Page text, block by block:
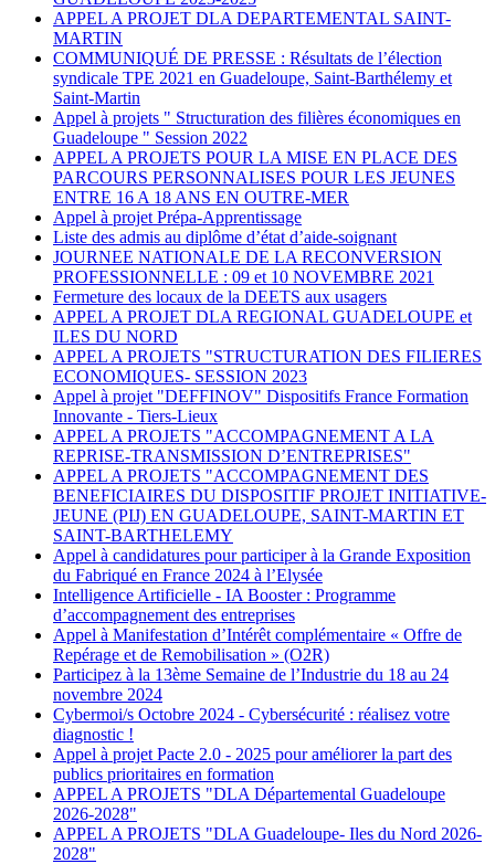
APPEL A PROJET DLA DEPARTEMENTAL SAINT-
MARTIN
COMMUNIQUÉ DE PRESSE : Résultats de l’élection
syndicale TPE 2021 en Guadeloupe, Saint-Barthélemy et
Saint-Martin
Appel à projets " Structuration des filières économiques en
Guadeloupe " Session 2022
APPEL A PROJETS POUR LA MISE EN PLACE DES
PARCOURS PERSONNALISES POUR LES JEUNES
ENTRE 16 A 18 ANS EN OUTRE-MER
Appel à projet Prépa-Apprentissage
Liste des admis au diplôme d’état d’aide-soignant
JOURNEE NATIONALE DE LA RECONVERSION
PROFESSIONNELLE : 09 et 10 NOVEMBRE 2021
Fermeture des locaux de la DEETS aux usagers
APPEL A PROJET DLA REGIONAL GUADELOUPE et
ILES DU NORD
APPEL A PROJETS "STRUCTURATION DES FILIERES
ECONOMIQUES- SESSION 2023
Appel à projet "DEFFINOV" Dispositifs France Formation
Innovante - Tiers-Lieux
APPEL A PROJETS "ACCOMPAGNEMENT A LA
REPRISE-TRANSMISSION D’ENTREPRISES"
APPEL A PROJETS "ACCOMPAGNEMENT DES
BENEFICIAIRES DU DISPOSITIF PROJET INITIATIVE-
JEUNE (PIJ) EN GUADELOUPE, SAINT-MARTIN ET
SAINT-BARTHELEMY
Appel à candidatures pour participer à la Grande Exposition
du Fabriqué en France 2024 à l’Elysée
Intelligence Artificielle - IA Booster : Programme
d’accompagnement des entreprises
Appel à Manifestation d’Intérêt complémentaire « Offre de
Repérage et de Remobilisation » (O2R)
Participez à la 13ème Semaine de l’Industrie du 18 au 24
novembre 2024
Cybermoi/s Octobre 2024 - Cybersécurité : réalisez votre
diagnostic !
Appel à projet Pacte 2.0 - 2025 pour améliorer la part des
publics prioritaires en formation
APPEL A PROJETS "DLA Départemental Guadeloupe
2026-2028"
APPEL A PROJETS "DLA Guadeloupe- Iles du Nord 2026-
2028"